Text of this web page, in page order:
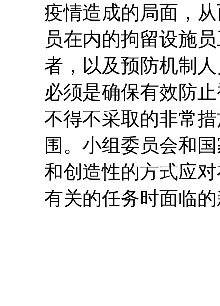
疫情造成的局面，
员在内的拘留设施
者，以及预防机制
必须是确保有效防
不得不采取的非常
围。小组委员会和
和创造性的方式应
有关的任务时面临